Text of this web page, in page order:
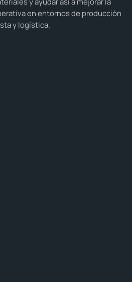
en entornos de producción
y logística.